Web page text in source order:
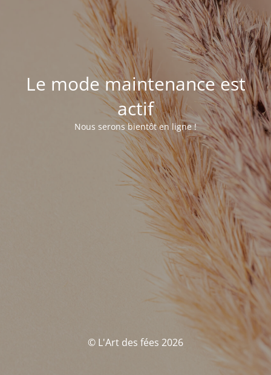
Le mode maintenance est
actif
Nous serons bientôt en ligne !
© L'Art des fées 2026